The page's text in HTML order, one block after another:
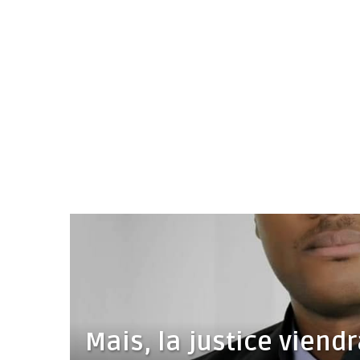
Mais, la justice